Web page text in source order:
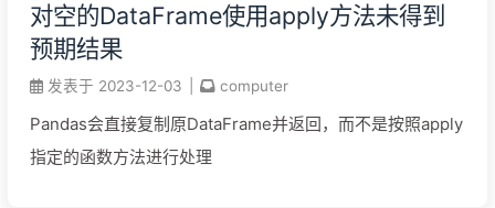
对空的DataFrame使用apply方法未得到
预期结果
发表于 2023-12-03 computer
Pandas会直接复制原DataFrame并返回，而不是按照apply
指定的函数方法进行处理